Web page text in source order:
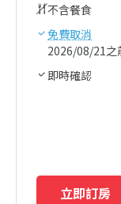
不含餐食
免費取消
2026/08/21之
即時確認
立即訂房